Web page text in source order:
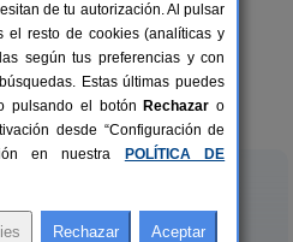
2-8+1 pers.
desde38 €
Santo
de tu autorización. Al pulsar
el resto de cookies (analíticas y
según tus preferencias y con
Estas últimas puedes
pulsando el botón Rechazar o
desde “Configuración de
en nuestra
POLÍTICA DE